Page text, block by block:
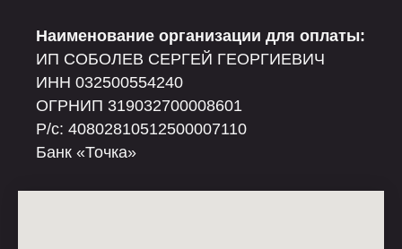
Наименование организации для оплаты:
ИП СОБОЛЕВ СЕРГЕЙ ГЕОРГИЕВИЧ
ИНН 032500554240
ОГРНИП 319032700008601
Р/c: 40802810512500007110
Банк «Точка»